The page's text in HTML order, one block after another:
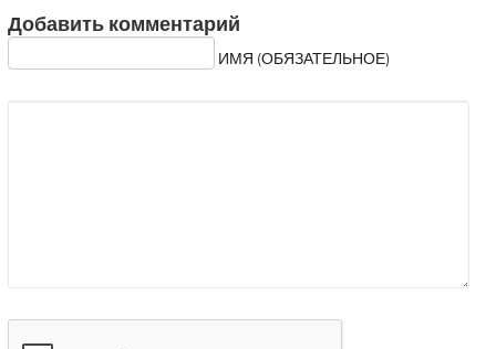
Добавить комментарий
ИМЯ (ОБЯЗАТЕЛЬНОЕ)